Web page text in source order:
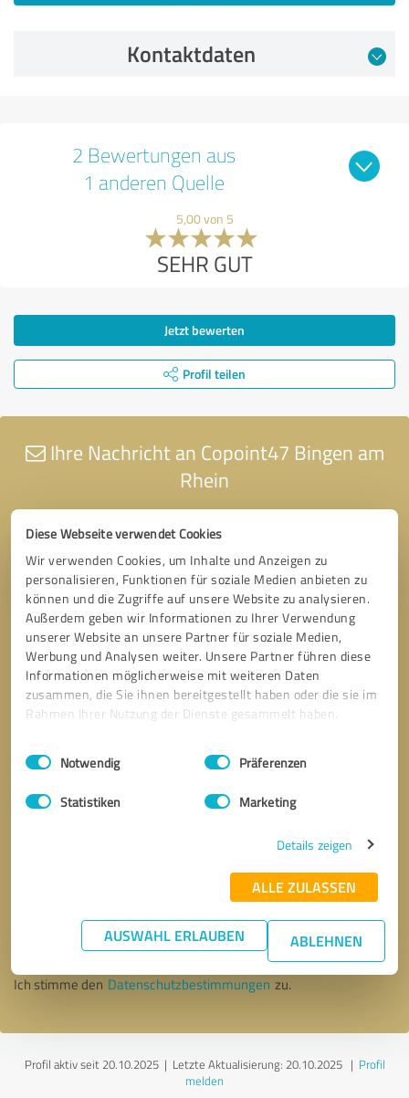
Diese Webseite verwendet Cookies
Wir verwenden Cookies, um Inhalte und Anzeigen zu
personalisieren, Funktionen für soziale Medien anbieten zu
können und die Zugriffe auf unsere Website zu analysieren.
Außerdem geben wir Informationen zu Ihrer Verwendung
unserer Website an unsere Partner für soziale Medien,
Werbung und Analysen weiter. Unsere Partner führen diese
Informationen möglicherweise mit weiteren Daten
zusammen, die Sie ihnen bereitgestellt haben oder die sie im
Rahmen Ihrer Nutzung der Dienste gesammelt haben.
Impressum Datenschutzbestimmungen
Einwilligungsauswahl
Notwendig Präferenzen
Statistiken Marketing
Details zeigen
ALLE ZULASSEN
AUSWAHL ERLAUBEN ABLEHNEN
Kontaktdaten
2 Bewertungen aus
1 anderen Quelle
5,00 von 5
SEHR GUT
Jetzt bewerten
Profil teilen
Ihre Nachricht an Copoint47 Bingen am
Rhein
* Erforderliche Angaben
Nachricht senden
Ich stimme den Datenschutzbestimmungen zu.
Profil aktiv seit 20.10.2025 | Letzte Aktualisierung: 20.10.2025| Profil
melden